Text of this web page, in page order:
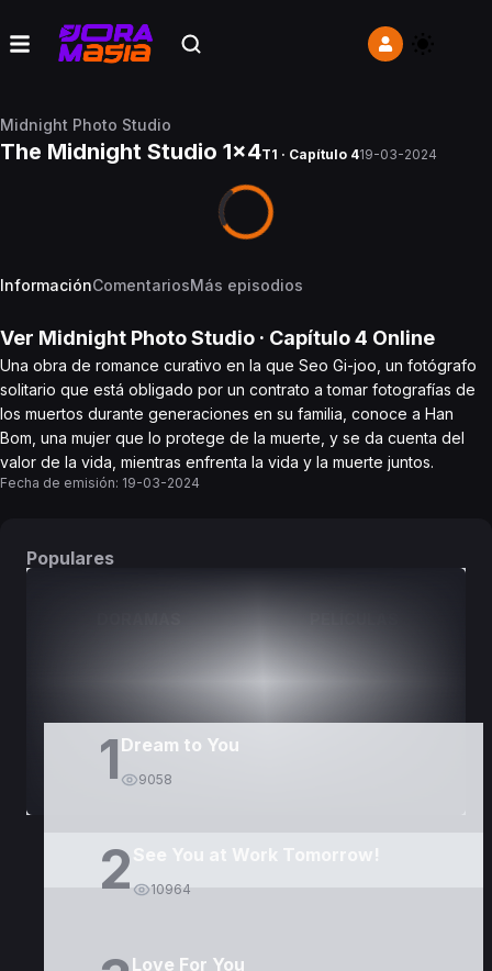
Midnight Photo Studio
The Midnight Studio 1x4T1 · Capítulo 419-03-2024
InformaciónComentariosMás episodios
Ver Midnight Photo Studio · Capítulo4 Online
Una obra de romance curativo en la que Seo Gi-joo, un fotógrafo
solitario que está obligado por un contrato a tomar fotografías de
los muertos durante generaciones en su familia, conoce a Han
Bom, una mujer que lo protege de la muerte, y se da cuenta del
valor de la vida, mientras enfrenta la vida y la muerte juntos.
Fecha de emisión: 19-03-2024
Populares
1 Dream to You
9058
2 See You at Work Tomorrow!
10964
Love For You